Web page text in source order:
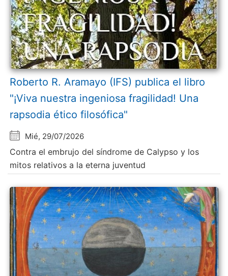
Roberto R. Aramayo (IFS) publica el libro
"¡Viva nuestra ingeniosa fragilidad! Una
rapsodia ético filosófica"
Mié, 29/07/2026
Contra el embrujo del síndrome de Calypso y los
mitos relativos a la eterna juventud